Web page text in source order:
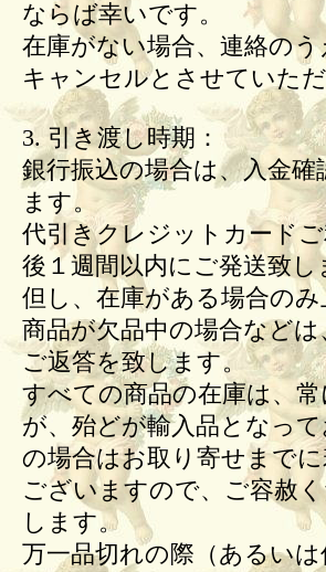
ならば幸いです。
在庫がない場合、連絡の
キャンセルとさせていただ
3. 引き渡し時期：
銀行振込の場合は、入金
ます。
代引きクレジットカード
後１週間以内にご発送致
但し、在庫がある場合の
商品が欠品中の場合など
ご返答を致します。
すべての商品の在庫は、
が、殆どが輸入品となっ
の場合はお取り寄せまで
ございますので、ご容赦
します。
万一品切れの際（あるい